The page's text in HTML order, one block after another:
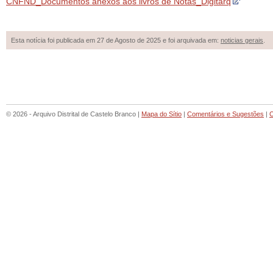
Esta notícia foi publicada em 27 de Agosto de 2025 e foi arquivada em: noticias gerais
© 2026 - Arquivo Distrital de Castelo Branco | Mapa do Sítio Comentários e Sugestões